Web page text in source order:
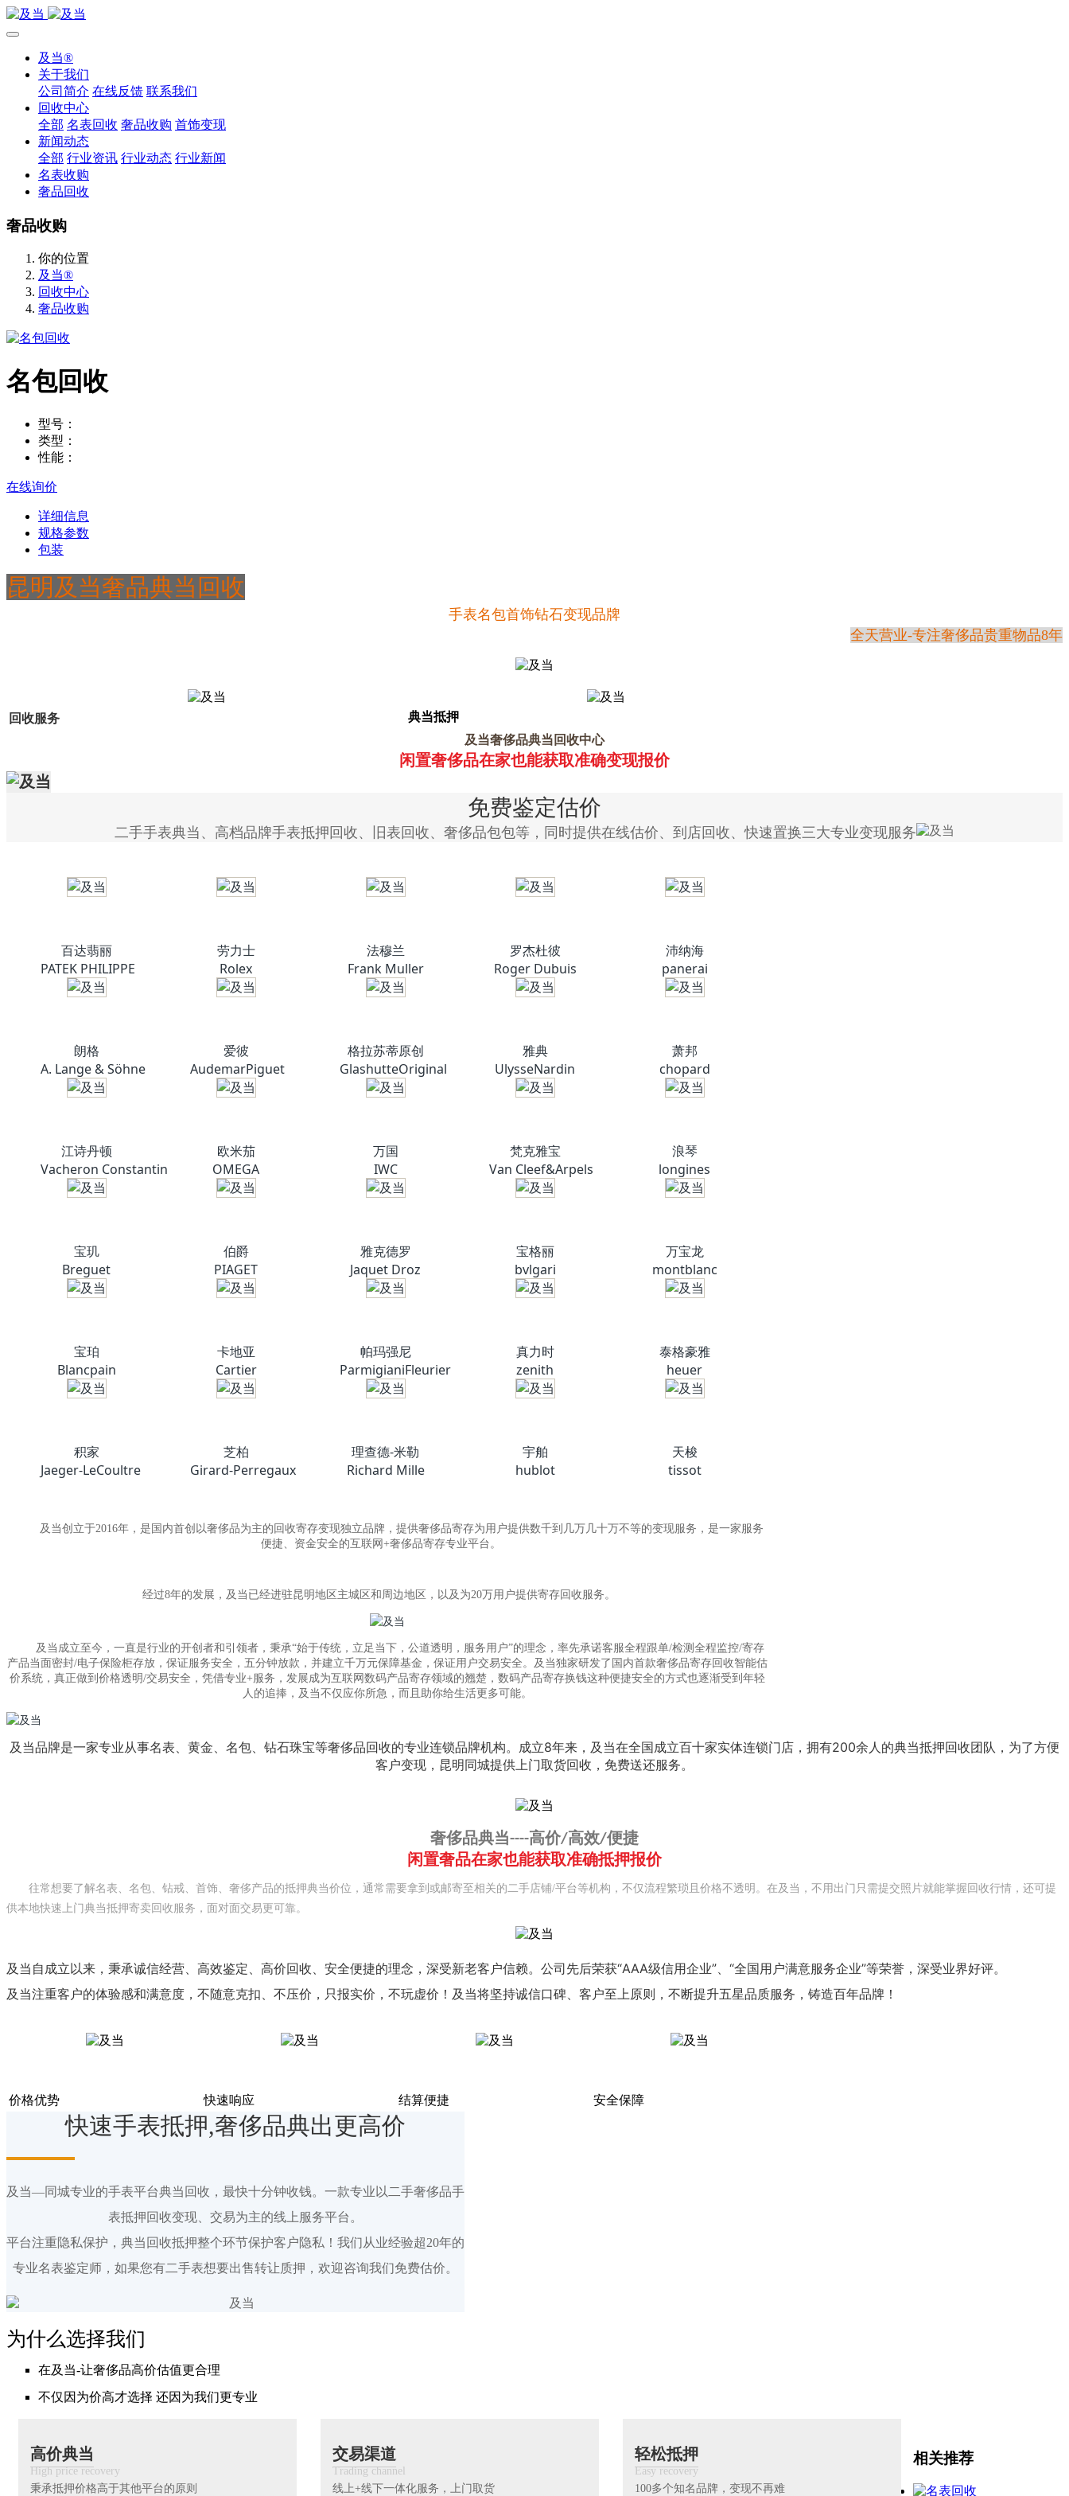
及当®
关于我们
公司简介 在线反馈 联系我们
回收中心
全部 名表回收 奢品收购 首饰变现
新闻动态
全部 行业资讯 行业动态 行业新闻
名表收购
奢品回收
奢品收购
你的位置
及当®
回收中心
奢品收购
名包回收
型号：
类型：
性能：
在线询价
详细信息
规格参数
包装
昆明及当奢品典当回收
手表名包首饰钻石变现品牌
全天营业-专注奢侈品贵重物品8年
回收服务
典当抵押
及当奢侈品典当回收中心
闲置奢侈品在家也能获取准确变现报价
免费鉴定估价
二手手表典当、高档品牌手表抵押回收、旧表回收、奢侈品包包等，同时提供在线估价、到店回收、快速置换三大专业变现服务
百达翡丽
PATEK PHILIPPE
朗格
A. Lange & Söhne
江诗丹顿
Vacheron Constantin
宝玑
Breguet
宝珀
Blancpain
积家
Jaeger-LeCoultre
劳力士
Rolex
爱彼
AudemarPiguet
欧米茄
OMEGA
伯爵
PIAGET
卡地亚
Cartier
芝柏
Girard-Perregaux
法穆兰
Frank Muller
格拉苏蒂原创
GlashutteOriginal
万国
IWC
雅克德罗
Jaquet Droz
帕玛强尼
ParmigianiFleurier
理查德-米勒
Richard Mille
罗杰杜彼
Roger Dubuis
雅典
UlysseNardin
梵克雅宝
Van Cleef&Arpels
宝格丽
bvlgari
真力时
zenith
宇舶
hublot
沛纳海
panerai
萧邦
chopard
浪琴
longines
万宝龙
montblanc
泰格豪雅
heuer
天梭
tissot
及当创立于2016年，是国内首创以奢侈品为主的回收寄存变现独立品牌，提供奢侈品寄存为用户提供数千到几万几十万不等的变现服务，是一家服务
便捷、资金安全的互联网+奢侈品寄存专业平台。
经过8年的发展，及当已经进驻昆明地区主城区和周边地区，以及为20万用户提供寄存回收服务。
及当成立至今，一直是行业的开创者和引领者，秉承“始于传统，立足当下，公道透明，服务用户”的理念，率先承诺客服全程跟单/检测全程监控/寄存
产品当面密封/电子保险柜存放，保证服务安全，五分钟放款，并建立千万元保障基金，保证用户交易安全。 及当独家研发了国内首款奢侈品寄存回收智能估
价系统，真正做到价格透明/交易安全，凭借专业+服务，发展成为互联网数码产品寄存领域的翘楚，数码产品寄存换钱这种便捷安全的方式也逐渐受到年轻
人的追捧，及当不仅应你所急，而且助你给生活更多可能。
及当品牌是一家专业从事名表、黄金、名包、钻石珠宝等奢侈品回收的专业连锁品牌机构。成立8年来，及当在全国成立百十家实体连锁门店，拥有200余人的典当抵押回收团队，为了方便
客户变现，昆明同城提供上门取货回收，免费送还服务。
奢侈品典当----高价/高效/便捷
闲置奢品在家也能获取准确抵押报价
往常想要了解名表、名包、钻戒、首饰 、奢侈产品的抵押典当价位，通常需要拿到或邮寄至相关的二手店铺/平台等机构，不仅流程繁琐且价格不透明。在及当，不用出门只需提交照片就能掌握回收行情，还可提
供本地快速上门典当抵押寄卖回收服务，面对面交易更可靠。
及当自成立以来，秉承诚信经营、高效鉴定、高价回收、安全便捷的理念，深受新老客户信赖。公司先后荣获“AAA级信用企业”、“全国用户满意服务企业”等荣誉，深受业界好评。
及当注重客户的体验感和满意度，不随意克扣、不压价，只报实价，不玩虚价！及当将坚持诚信口碑、客户至上原则，不断提升五星品质服务，铸造百年品牌！
价格优势 快速响应 结算便捷 安全保障
快速手表抵押,奢侈品典出更高价
及当—同城专业的手表平台典当回收，最快十分钟收钱。一款专业以二手奢侈品手
表抵押回收变现、交易为主的线上服务平台。
平台注重隐私保护，典当回收抵押整个环节保护客户隐私！我们从业经验超20年的
专业名表鉴定师，如果您有二手表想要出售转让质押，欢迎咨询我们免费估价。
为什么选择我们
在及当-让奢侈品高价估值更合理
不仅因为价高才选择 还因为我们更专业
高价典当
High price recovery
秉承抵押价格高于其他平台的原则
交易渠道
Trading channel
线上+线下一体化服务，上门取货
轻松抵押
Easy recovery
100多个知名品牌，变现不再难
相关推荐